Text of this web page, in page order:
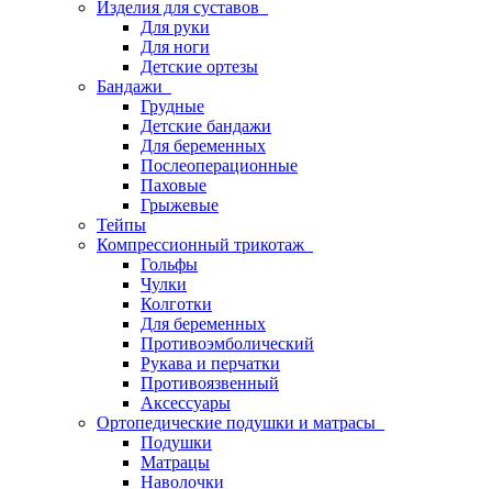
Изделия для суставов
Для руки
Для ноги
Детские ортезы
Бандажи
Грудные
Детские бандажи
Для беременных
Послеоперационные
Паховые
Грыжевые
Тейпы
Компрессионный трикотаж
Гольфы
Чулки
Колготки
Для беременных
Противоэмболический
Рукава и перчатки
Противоязвенный
Аксессуары
Ортопедические подушки и матрасы
Подушки
Матрацы
Наволочки